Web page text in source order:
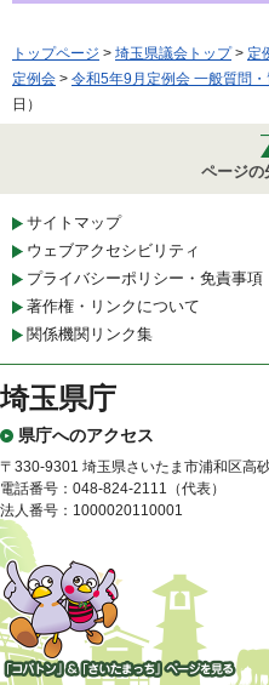
トップページ > 埼玉県議会トップ> 定
定例会 > 令和5年9月定例会 一般質問
日）
ページの
サイトマップ
ウェブアクセシビリティ
プライバシーポリシー・免責事項
著作権・リンクについて
関係機関リンク集
埼玉県庁
県庁へのアクセス
〒330-9301 埼玉県さいたま市浦和区高
電話番号：048-824-2111（代表）
法人番号：1000020110001
「コバトン」&「さいたまっ